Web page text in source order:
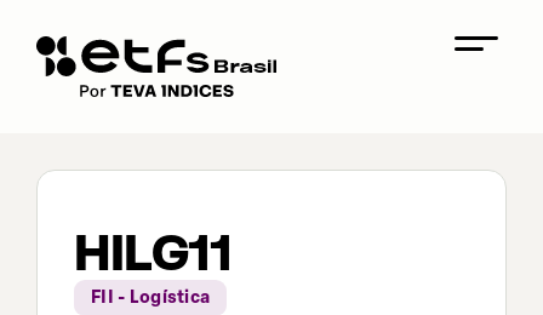
HILG11
FII - Logística